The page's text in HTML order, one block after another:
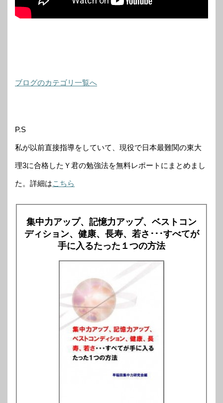
ブログのカテゴリ一覧へ
P.S
私が以前直接指導をしていて、現役で日本最難関の東大
理3に合格したＹ君の勉強法を無料レポートにまとめまし
た。詳細はこちら
集中力アップ、記憶力アップ、ベストコン
ディション、健康、長寿、若さ･･･すべてが
手に入るたった１つの方法